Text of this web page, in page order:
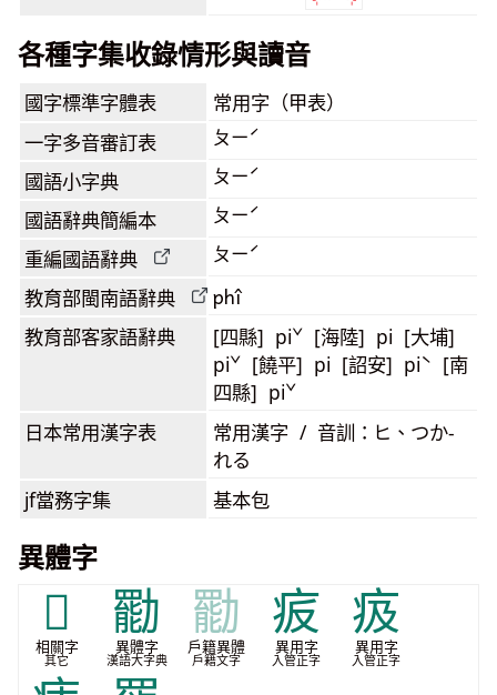
各種字集收錄情形與讀音
國字標準字體表 常用字（甲表）
一字多音審訂表 ㄆㄧˊ
國語小字典 ㄆㄧˊ
國語辭典簡編本 ㄆㄧˊ
重編國語辭典 ㄆㄧˊ
教育部閩南語辭典 phî
教育部客家語辭典
[四縣] piˇ [海陸] pi [大埔]
piˇ [饒平] pi [詔安] piˋ [南
四縣] piˇ
日本常用漢字表
常用漢字 / 音訓：ヒ、つか-
れる
jf當務字集 基本包
異體字
𠢲
相關字
其它
㔥
異體字
漢語大字典
㔥
戶籍異體
戶籍文字
㽹
異用字
入管正字
㽺
異用字
入管正字